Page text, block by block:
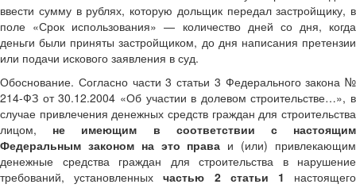
ввести сумму в рублях, которую дольщик передал застройщику, в
поле «Срок использования» — количество дней со дня, когда
деньги были приняты застройщиком, до дня написания претензии
или подачи искового заявления в суд.
Обоснование. Согласно части 3 статьи 3 Федерального закона №
214-ФЗ от 30.12.2004 «Об участии в долевом строительстве…», в
случае привлечения денежных средств граждан для строительства
лицом, не имеющим в соответствии с настоящим
Федеральным законом на это права и (или) привлекающим
денежные средства граждан для строительства в нарушение
требований, установленныхчастью 2 статьи 1 настоящего